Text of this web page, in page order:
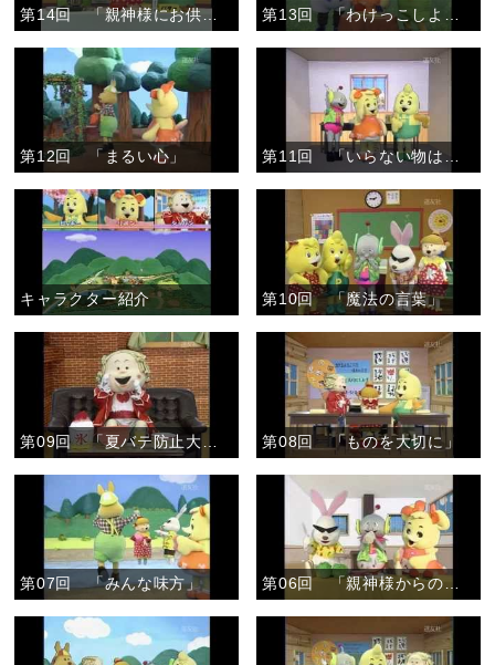
第14回 「親神様にお供え」
第12回 「まるい心」 第11回 「いらない物は・・・」
キャラクター紹介 第10回 「魔法の言葉」
第08回 「ものを大切に」
第07回 「みんな味方」 第06回 「親神様からのおあたえ」